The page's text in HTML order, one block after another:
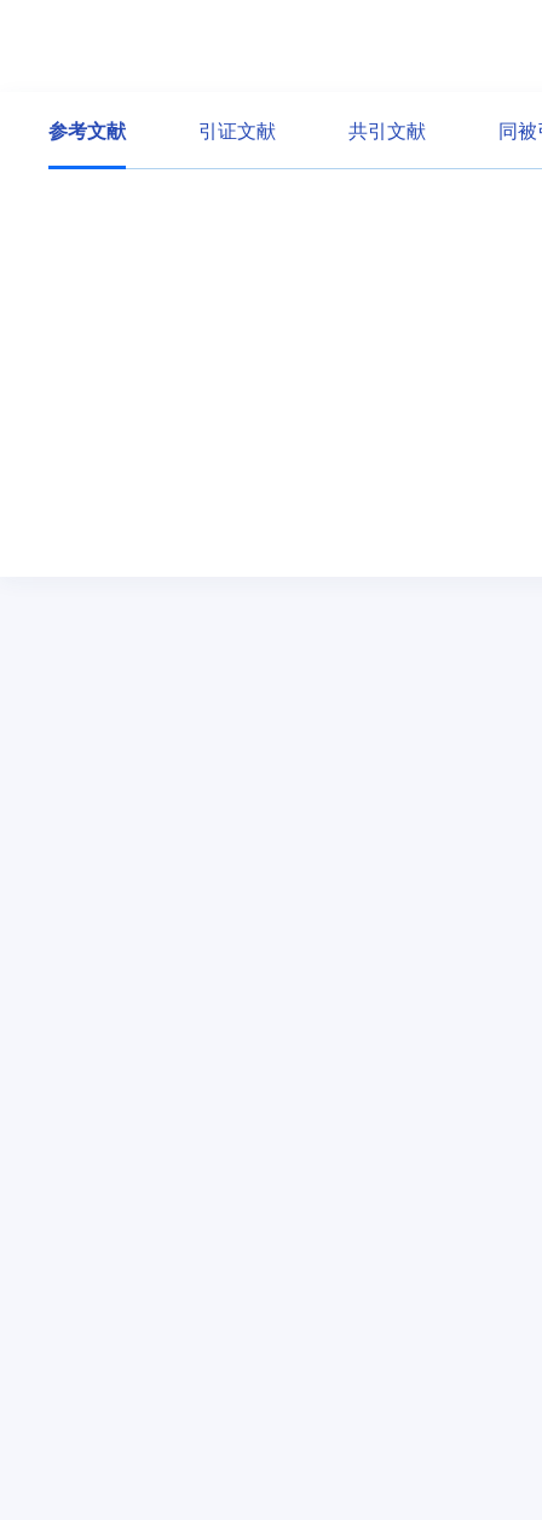
参考文献 引证文献 共引文献 同